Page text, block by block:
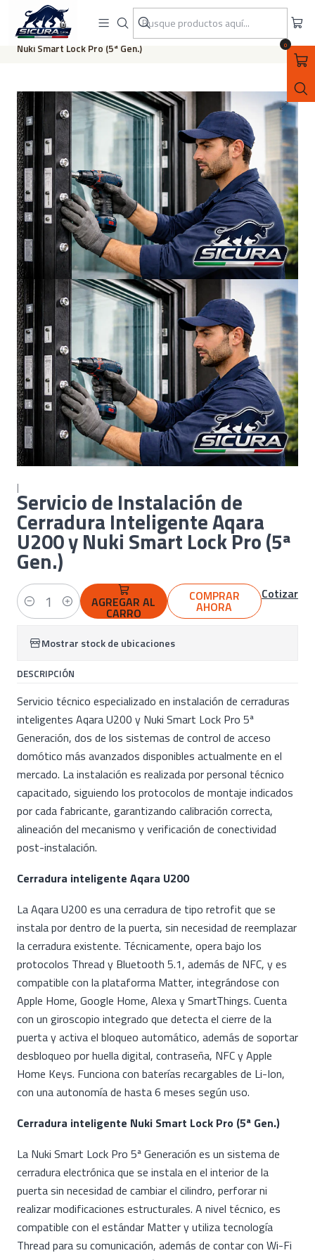
0
ASEGURATE CON SICURA SPA
Inicio
Servicio de Instalación de Cerradura Inteligente Aqara U200 y
Nuki Smart Lock Pro (5ª Gen.)
|Servicio de Instalación de
Cerradura Inteligente Aqara
U200 y Nuki Smart Lock Pro (5ª
Gen.)
Cantidad AGREGAR AL
CARRO
COMPRAR
AHORA
Cotizar
Mostrar stock de ubicaciones
DESCRIPCIÓN
Servicio técnico especializado en instalación de cerraduras
inteligentes Aqara U200 y Nuki Smart Lock Pro 5ª
Generación, dos de los sistemas de control de acceso
domótico más avanzados disponibles actualmente en el
mercado. La instalación es realizada por personal técnico
capacitado, siguiendo los protocolos de montaje indicados
por cada fabricante, garantizando calibración correcta,
alineación del mecanismo y verificación de conectividad
post-instalación.
Cerradura inteligente Aqara U200
La Aqara U200 es una cerradura de tipo retrofit que se
instala por dentro de la puerta, sin necesidad de reemplazar
la cerradura existente. Técnicamente, opera bajo los
protocolos Thread y Bluetooth 5.1, además de NFC, y es
compatible con la plataforma Matter, integrándose con
Apple Home, Google Home, Alexa y SmartThings. Cuenta
con un giroscopio integrado que detecta el cierre de la
puerta y activa el bloqueo automático, además de soportar
desbloqueo por huella digital, contraseña, NFC y Apple
Home Keys. Funciona con baterías recargables de Li-Ion,
con una autonomía de hasta 6 meses según uso.
Cerradura inteligente Nuki Smart Lock Pro (5ª Gen.)
La Nuki Smart Lock Pro 5ª Generación es un sistema de
cerradura electrónica que se instala en el interior de la
puerta sin necesidad de cambiar el cilindro, perforar ni
realizar modificaciones estructurales. A nivel técnico, es
compatible con el estándar Matter y utiliza tecnología
Thread para su comunicación, además de contar con Wi-Fi